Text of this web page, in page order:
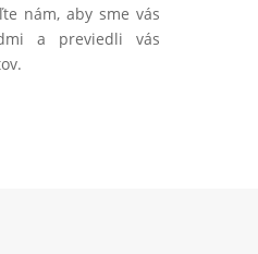
nám, aby sme vás
a previedli vás